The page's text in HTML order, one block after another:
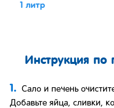
1 литр
Инструкция по
1.
Сало и печень
Добавьте яйца, сливки,